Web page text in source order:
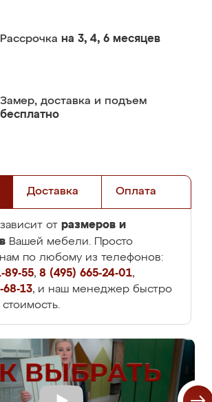
Рассрочка на 3, 4, 6 месяцев
Замер, доставка и подъем
бесплатно
Доставка Оплата
от размеров и
Вашей мебели. Просто
по любому из телефонов:
89-55, 8 (495) 665-24-01,
68-13, и наш менеджер быстро